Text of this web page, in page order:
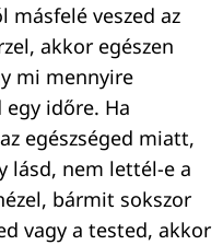
másfelé veszed az
akkor egészen
mi mennyire
időre. Ha
egészséged miatt,
lásd, nem lettél-e a
bármit sokszor
vagy a tested, akkor